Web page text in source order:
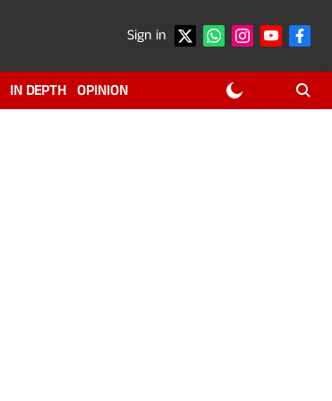
Sign in
IN DEPTH OPINION